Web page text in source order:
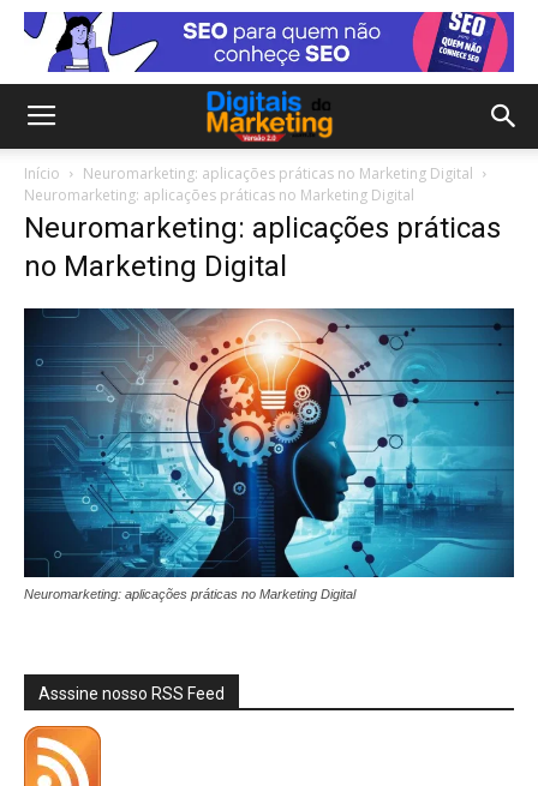
Início
Neuromarketing: aplicações práticas no Marketing Digital
Neuromarketing: aplicações práticas no Marketing Digital
Neuromarketing: aplicações práticas
no Marketing Digital
Neuromarketing: aplicações práticas no Marketing Digital
Asssine nosso RSS Feed